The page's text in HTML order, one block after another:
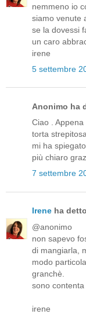
nemmeno io
siamo venute
se la dovessi
un caro
irene
5 settembre
Anonimo ha
Ciao .
torta
mi ha
più chiaro
7 settembre
Irene ha
@anonimo
non sapevo
di mangiarla,
modo
granchè.
sono contenta
irene